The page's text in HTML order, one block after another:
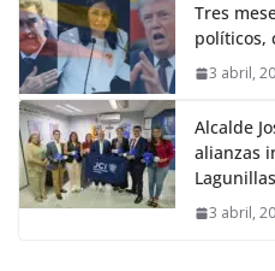
Tres
políticos,
3 abril,
Alcalde
alianzas
Lagunillas
3 abril,